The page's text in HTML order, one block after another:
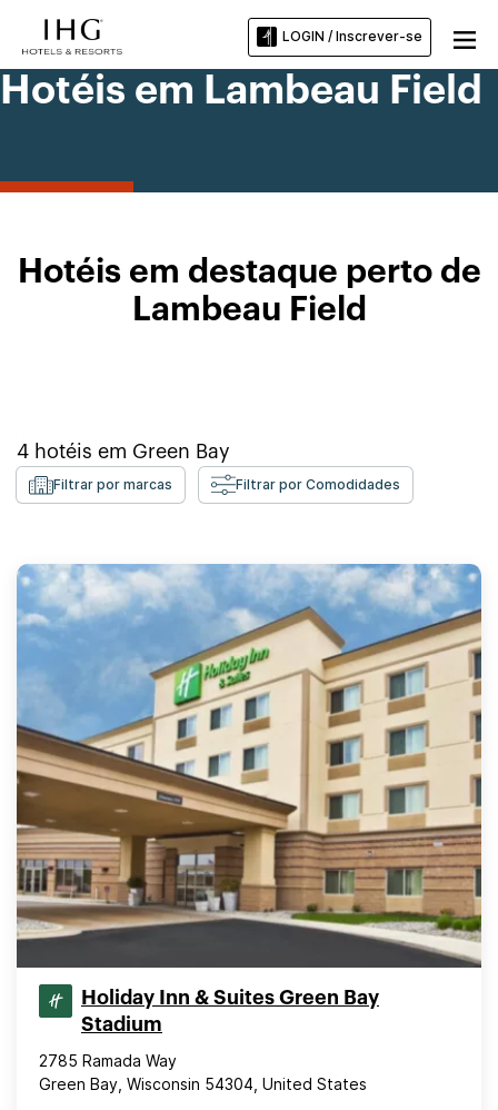
LOGIN / Inscrever-se
Hotéis em Lambeau Field
Hotéis em destaque perto de
Lambeau Field
4 hotéis em Green Bay
Filtrar por marcas Filtrar por Comodidades
Holiday Inn & Suites Green Bay
Stadium
2785 Ramada Way
Green Bay, Wisconsin 54304, United States